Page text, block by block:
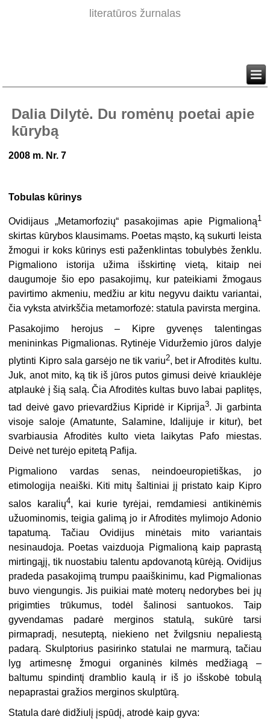
literatūros žurnalas
Dalia Dilytė. Du romėnų poetai apie
kūrybą
2008 m. Nr. 7
Tobulas kūrinys
Ovidijaus „Metamorfozių“ pasakojimas apie Pigmalioną1
skirtas kūrybos klausimams. Poetas mąsto, ką sukurti leista
žmogui ir koks kūrinys esti paženklintas tobulybės ženklu.
Pigmaliono istorija užima išskirtinę vietą, kitaip nei
daugumoje šio epo pasakojimų, kur pateikiami žmogaus
pavirtimo akmeniu, medžiu ar kitu negyvu daiktu variantai,
čia vyksta atvirkščia metamorfozė: statula pavirsta mergina.
Pasakojimo herojus – Kipre gyvenęs talentingas
menininkas Pigmalionas. Rytinėje Viduržemio jūros dalyje
plytinti Kipro sala garsėjo ne tik variu2, bet ir Afroditės kultu.
Juk, anot mito, ką tik iš jūros putos gimusi deivė kriauklėje
atplaukė į šią salą. Čia Afroditės kultas buvo labai paplitęs,
tad deivė gavo prievardžius Kipridė ir Kiprija3. Ji garbinta
visoje saloje (Amatunte, Salamine, Idalijuje ir kitur), bet
svarbiausia Afroditės kulto vieta laikytas Pafo miestas.
Deivė net turėjo epitetą Pafija.
Pigmaliono vardas senas, neindoeuropietiškas, jo
etimologija neaiški. Kiti mitų šaltiniai jį pristato kaip Kipro
salos karalių4, kai kurie tyrėjai, remdamiesi antikinėmis
užuominomis, teigia galimą jo ir Afroditės mylimojo Adonio
tapatumą. Tačiau Ovidijus minėtais mito variantais
nesinaudoja. Poetas vaizduoja Pigmalioną kaip paprastą
mirtingąjį, tik nuostabiu talentu apdovanotą kūrėją. Ovidijus
pradeda pasakojimą trumpu paaiškinimu, kad Pigmalionas
buvo viengungis. Jis puikiai matė moterų nedorybes bei jų
prigimties trūkumus, todėl šalinosi santuokos. Taip
gyvendamas padarė merginos statulą, sukūrė tarsi
pirmapradį, nesuteptą, niekieno net žvilgsniu nepaliestą
padarą. Skulptorius pasirinko statulai ne marmurą, tačiau
lyg artimesnę žmogui organinės kilmės medžiagą –
baltumu spindintį dramblio kaulą ir iš jo išskobė tobulą
nepaprastai gražios merginos skulptūrą.
Statula darė didžiulį įspūdį, atrodė kaip gyva: